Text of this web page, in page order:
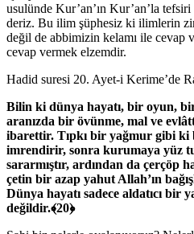
usulünde Kur’an’ın Kur’an’la
deriz. Bu ilim şüphesiz ki ilimlerin
değil de abbimizin kelamı ile cevap
cevap vermek elzemdir.
Hadid suresi 20. Ayet-i Kerime’de
Bilin ki dünya hayatı, bir oyun,
aranızda bir övünme, mal ve
ibarettir. Tıpkı bir yağmur gibi
imrendirir, sonra kurumaya yüz
sararmıştır, ardından da çerçöp
çetin bir azap yahut Allah’ın
Dünya hayatı sadece aldatıcı bir
değildir.﴾20﴿